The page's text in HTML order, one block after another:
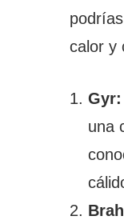
calor y
Gyr:
una